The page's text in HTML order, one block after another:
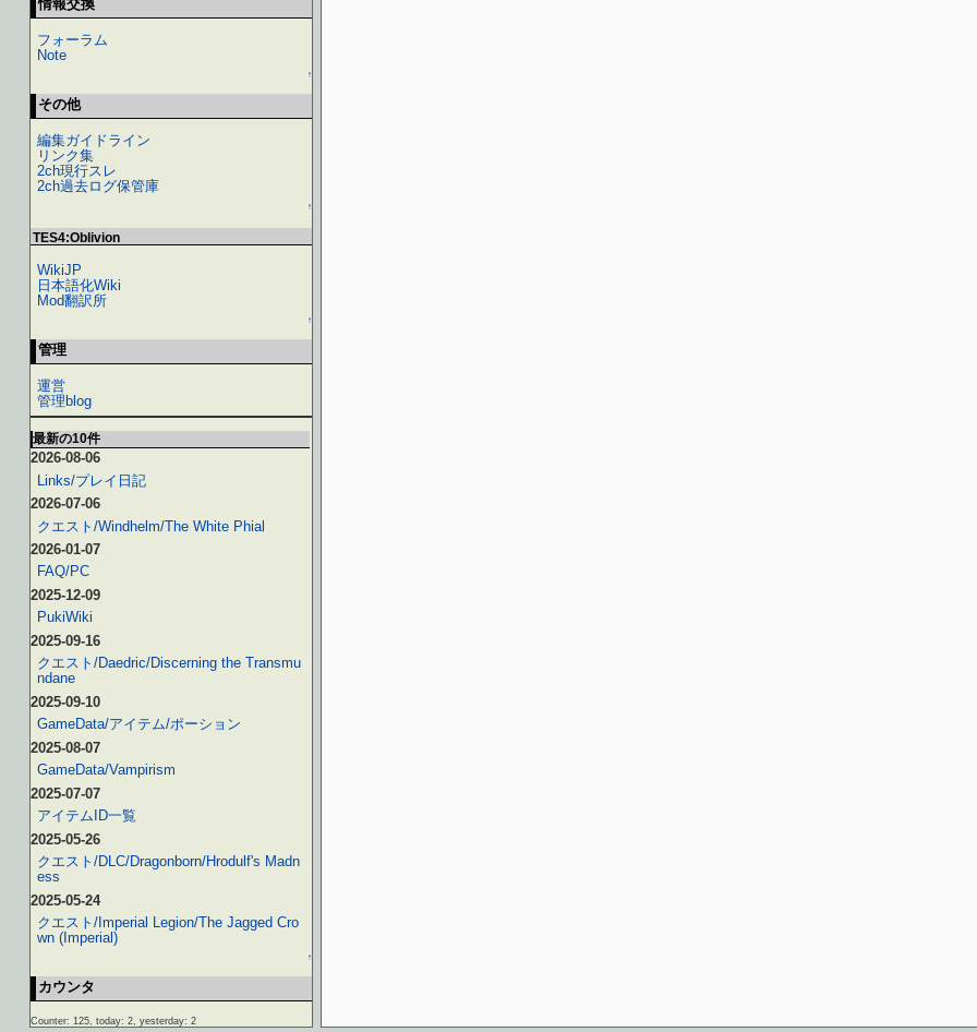
情報交換
フォーラム
Note
↑
その他
編集ガイドライン
リンク集
2ch現行スレ
2ch過去ログ保管庫
↑
TES4:Oblivion
WikiJP
日本語化Wiki
Mod翻訳所
↑
管理
運営
管理blog
最新の10件
2026-08-06
Links/プレイ日記
2026-07-06
クエスト/Windhelm/The White Phial
2026-01-07
FAQ/PC
2025-12-09
PukiWiki
2025-09-16
クエスト/Daedric/Discerning the Transmu
ndane
2025-09-10
GameData/アイテム/ポーション
2025-08-07
GameData/Vampirism
2025-07-07
アイテムID一覧
2025-05-26
クエスト/DLC/Dragonborn/Hrodulf's Madn
ess
2025-05-24
クエスト/Imperial Legion/The Jagged Cro
wn (Imperial)
↑
カウンタ
Counter: 125, today: 2, yesterday: 2